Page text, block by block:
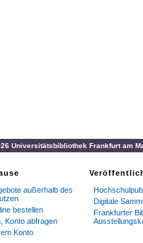
Universitätsbibliothek Frankfurt am
außerhalb des
bestellen
Konto abfragen
Konto
Digitale
Frankfurter